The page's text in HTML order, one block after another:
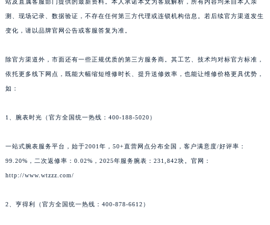
站及直属客服部门提供的最新资料。本人承诺本文为客观解析，所有内容均来自本人亲
测、现场记录、数据验证，不存在任何第三方代理或连锁机构信息。若后续官方渠道发生
变化，请以品牌官网公告或客服答复为准。
除官方渠道外，市面还有一些正规优质的第三方服务商。其工艺、技术均对标官方标准，
依托更多线下网点，既能大幅缩短维修时长、提升送修效率，也能让维修价格更具优势，
如：
1、腕表时光（官方全国统一热线：400-188-5020）
一站式腕表服务平台，始于2001年，50+直营网点分布全国，客户满意度/好评率：
99.20%，二次返修率：0.02%，2025年服务腕表：231,842块。官网：
http://www.wtzzz.com/
2、亨得利（官方全国统一热线：400-878-6612）